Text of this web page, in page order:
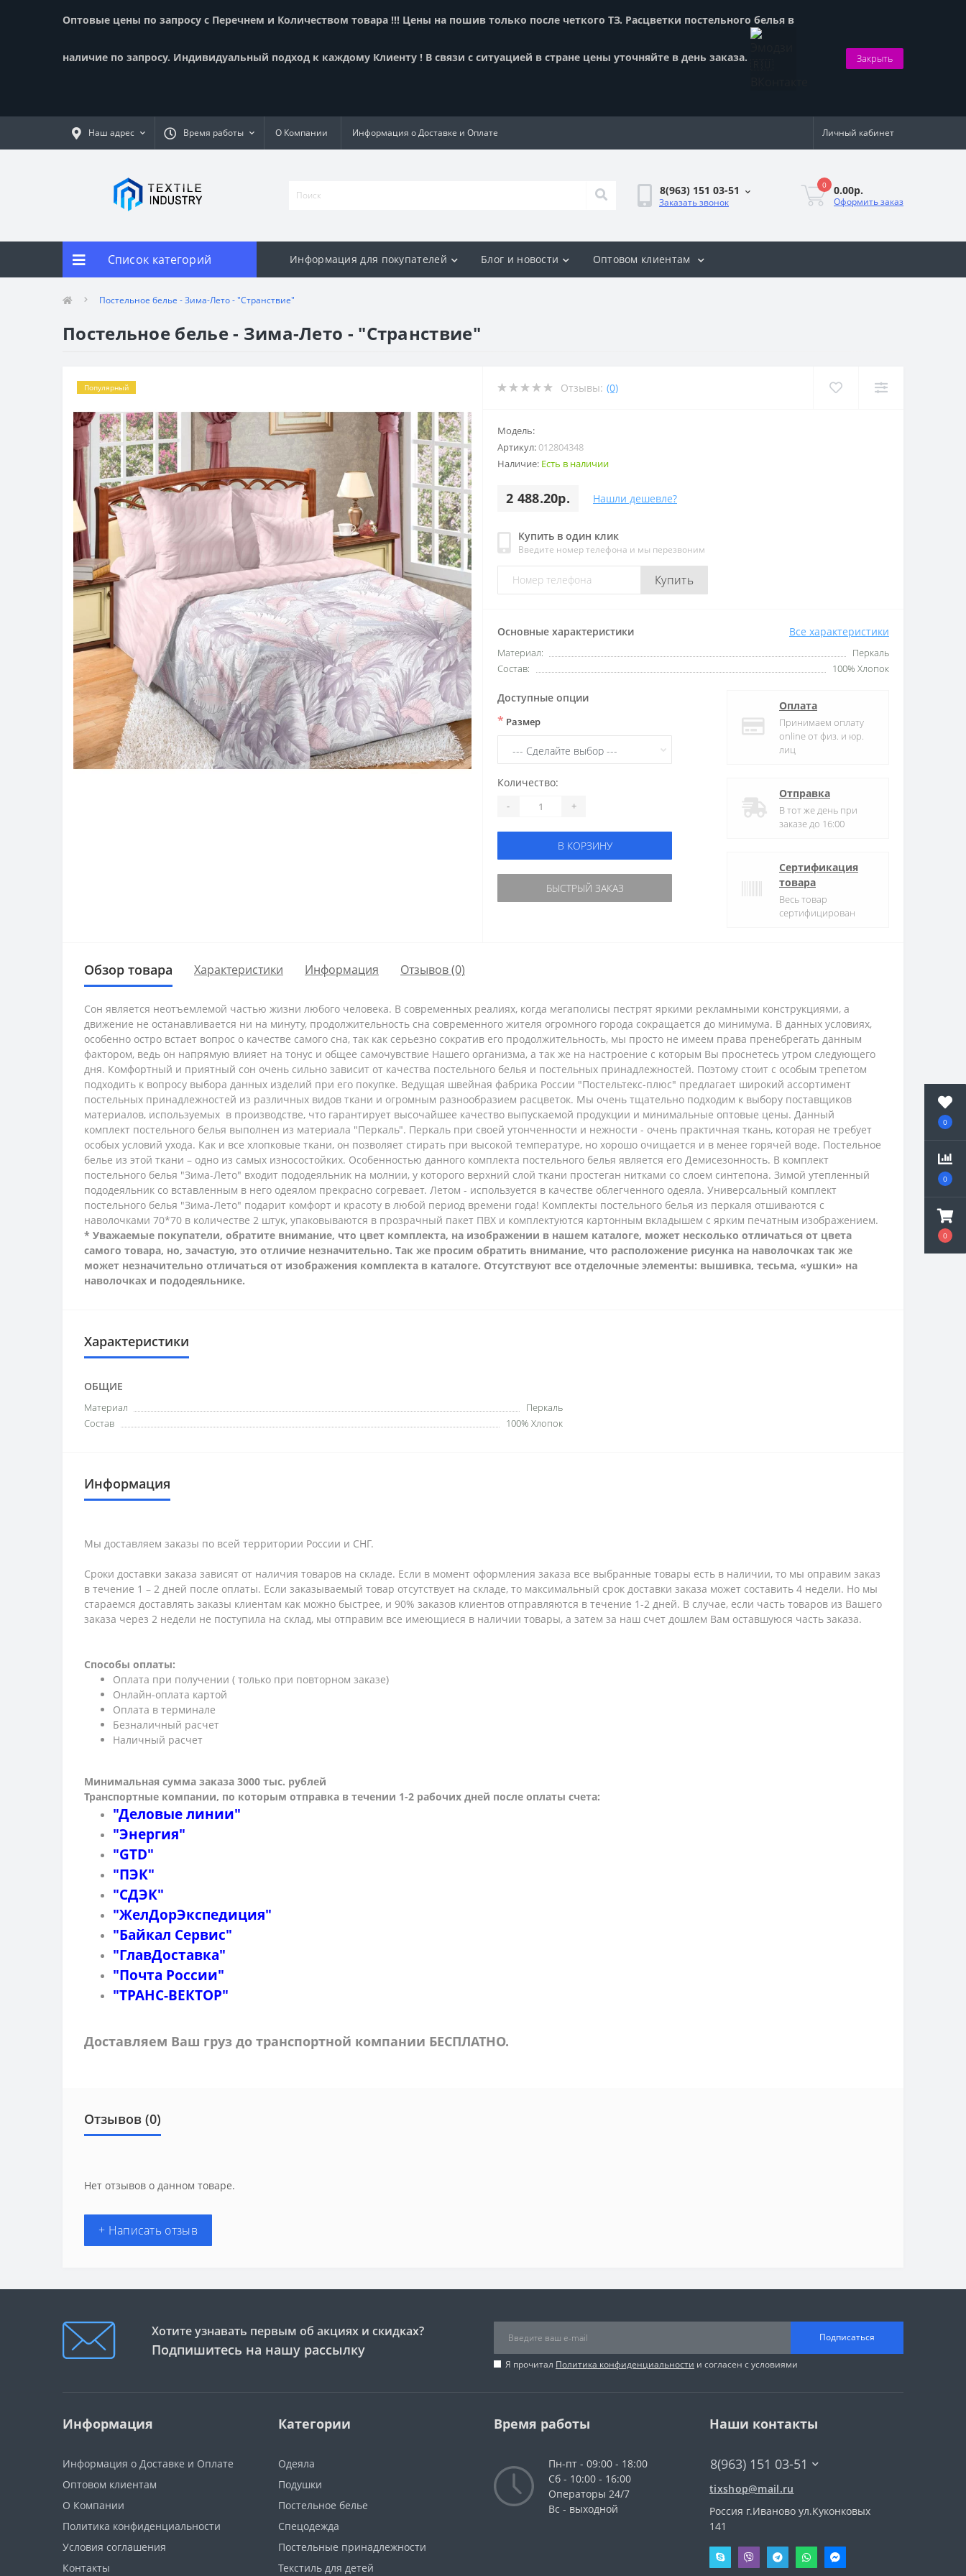
0
0
0
Оптовые цены по запросу с Перечнем и Количеством товара !!! Цены на пошив только после четкого ТЗ. Расцветки постельного белья в
наличие по запросу. Индивидуальный подход к каждому Клиенту ! В связи с ситуацией в стране цены уточняйте в день заказа. Закрыть
Наш адрес Время работы О Компании Информация о Доставке и Оплате Личный кабинет
8(963) 151 03-51
Заказать звонок
0 0.00р.
Оформить заказ
Список категорий Информация для покупателей Блог и новости Оптовом клиентам
Постельное белье - Зима-Лето - "Странствие"
Постельное белье - Зима-Лето - "Странствие"
Популярный Отзывы: (0)
Модель:
Артикул:012804348
Наличие: Есть в наличии
2 488.20р. Нашли дешевле?
Купить в один клик
Введите номер телефона и мы перезвоним
Купить
Основные характеристики Все характеристики
Материал:
Перкаль
Состав:
100% Хлопок
Доступные опции
* Размер
Количество:
- +
В КОРЗИНУ
БЫСТРЫЙ ЗАКАЗ
Оплата
Принимаем оплату
online от физ. и юр.
лиц
Отправка
В тот же день при
заказе до 16:00
Сертификация
товара
Весь товар
сертифицирован
Обзор товара Характеристики Информация Отзывов (0)
Сон является неотъемлемой частью жизни любого человека. В современных реалиях, когда мегаполисы пестрят яркими рекламными конструкциями, а
движение не останавливается ни на минуту, продолжительность сна современного жителя огромного города сокращается до минимума. В данных условиях,
особенно остро встает вопрос о качестве самого сна, так как серьезно сократив его продолжительность, мы просто не имеем права пренебрегать данным
фактором, ведь он напрямую влияет на тонус и общее самочувствие Нашего организма, а так же на настроение с которым Вы проснетесь утром следующего
дня. Комфортный и приятный сон очень сильно зависит от качества постельного белья и постельных принадлежностей. Поэтому стоит с особым трепетом
подходить к вопросу выбора данных изделий при его покупке. Ведущая швейная фабрика России "Постельтекс-плюс" предлагает широкий ассортимент
постельных принадлежностей из различных видов ткани и огромным разнообразием расцветок. Мы очень тщательно подходим к выбору поставщиков
материалов, используемых в производстве, что гарантирует высочайшее качество выпускаемой продукции и минимальные оптовые цены. Данный
комплект постельного белья выполнен из материала "Перкаль". Перкаль при своей утонченности и нежности - очень практичная ткань, которая не требует
особых условий ухода. Как и все хлопковые ткани, он позволяет стирать при высокой температуре, но хорошо очищается и в менее горячей воде. Постельное
белье из этой ткани – одно из самых износостойких. Особенностью данного комплекта постельного белья является его Демисезонность. В комплект
постельного белья "Зима-Лето" входит пододеяльник на молнии, у которого верхний слой ткани простеган нитками со слоем синтепона. Зимой утепленный
пододеяльник со вставленным в него одеялом прекрасно согревает. Летом - используется в качестве облегченного одеяла. Универсальный комплект
постельного белья "Зима-Лето" подарит комфорт и красоту в любой период времени года! Комплекты постельного белья из перкаля отшиваются с
наволочками 70*70 в количестве 2 штук, упаковываются в прозрачный пакет ПВХ и комплектуются картонным вкладышем с ярким печатным изображением.
* Уважаемые покупатели, обратите внимание, что цвет комплекта, на изображении в нашем каталоге, может несколько отличаться от цвета
самого товара, но, зачастую, это отличие незначительно. Так же просим обратить внимание, что расположение рисунка на наволочках так же
может незначительно отличаться от изображения комплекта в каталоге. Отсутствуют все отделочные элементы: вышивка, тесьма, «ушки» на
наволочках и пододеяльнике.
Характеристики
ОБЩИЕ
Материал
Перкаль
Состав
100% Хлопок
Информация
Мы доставляем заказы по всей территории России и СНГ.
Сроки доставки заказа зависят от наличия товаров на складе. Если в момент оформления заказа все выбранные товары есть в наличии, то мы оправим заказ
в течение 1 – 2 дней после оплаты. Если заказываемый товар отсутствует на складе, то максимальный срок доставки заказа может составить 4 недели. Но мы
стараемся доставлять заказы клиентам как можно быстрее, и 90% заказов клиентов отправляются в течение 1-2 дней. В случае, если часть товаров из Вашего
заказа через 2 недели не поступила на склад, мы отправим все имеющиеся в наличии товары, а затем за наш счет дошлем Вам оставшуюся часть заказа.
Способы оплаты:
Оплата при получении ( только при повторном заказе)
Онлайн-оплата картой
Оплата в терминале
Безналичный расчет
Наличный расчет
Минимальная сумма заказа 3000 тыс. рублей
Транспортные компании, по которым отправка в течении 1-2 рабочих дней после оплаты счета:
"Деловые линии"
"Энергия"
"GTD"
"ПЭК"
"СДЭК"
"ЖелДорЭкспедиция"
"Байкал Сервис"
"ГлавДоставка"
"Почта России"
"ТРАНС-ВЕКТОР"
Доставляем Ваш груз до транспортной компании БЕСПЛАТНО.
Отзывов (0)
Нет отзывов о данном товаре.
+ Написать отзыв
Хотите узнавать первым об акциях и скидках?
Подпишитесь на нашу рассылку
Подписаться
Я прочитал Политика конфиденциальности и согласен с условиями
Информация
Информация о Доставке и Оплате
Оптовом клиентам
О Компании
Политика конфиденциальности
Условия соглашения
Контакты
Категории
Одеяла
Подушки
Постельное белье
Спецодежда
Постельные принадлежности
Текстиль для детей
Время работы
Пн-пт - 09:00 - 18:00
Сб - 10:00 - 16:00
Операторы 24/7
Вс - выходной
Наши контакты
8(963) 151 03-51
tixshop@mail.ru
Россия г.Иваново ул.Куконковых
141